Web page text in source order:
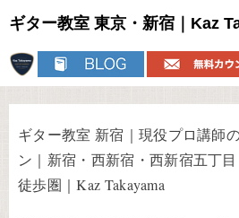
ギター教室 東京・新宿｜Kaz
ギター教室 新宿｜現役プロ講師
ン｜新宿・西新宿・西新宿五丁
徒歩圏｜Kaz Takayama